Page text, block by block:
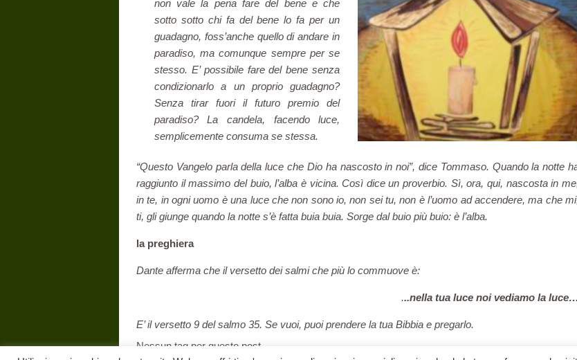
non vale la pena fare del bene e che
sotto sotto chi fa del bene lo fa per un
guadagno, foss’anche quello di andare in
paradiso, ma comunque sempre per se
stesso. E’ possibile fare del bene senza
condizionarlo a un proprio guadagno?
Senza tirar fuori il futuro premio del
paradiso? La candela, facendo luce,
semplicemente consuma se stessa.
“Questo Vangelo parla della luce che Dio ha nascosto in noi”, dice Tommaso. Quando la notte
raggiunto il massimo del buio, l’alba è vicina. Così dice un proverbio. Sì, ora, qui, nascosta in
in te, inogni uomo è una luce che non sono io, non sei tu, non è l’uomo ad accendere, ma che
ti, gli giunge quando la notte s’è fatta buia buia. Sorge dal buio più buio: è l’alba.
la preghiera
Dante afferma che il versetto dei salmi che più lo commuove è:
...nella tua luce noi vediamo la luce…
E’ il versetto 9 del salmo 35. Se vuoi, puoi prendere la tua Bibbia e pregarlo.
Nessun tag per questo post.